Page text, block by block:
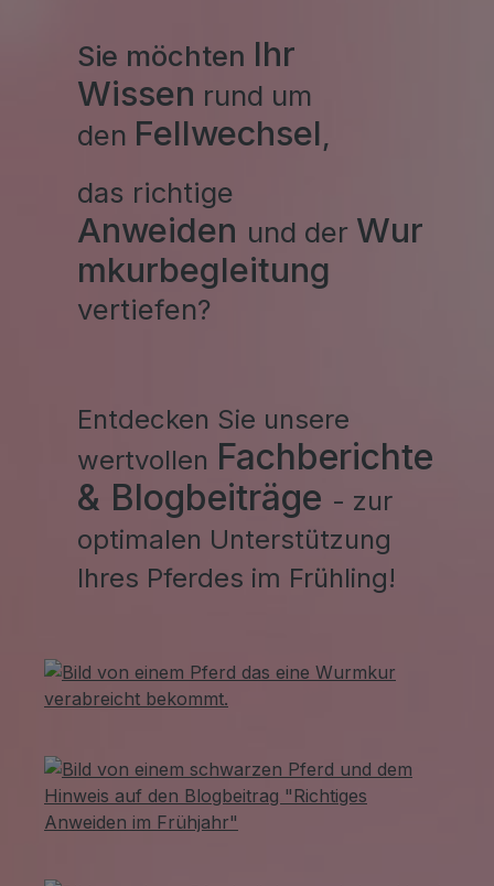
Sie möchten Ihr
Wissen rund um
den Fellwechsel,
das richtige
Anweiden und der Wur
mkurbegleitung
vertiefen?
Entdecken Sie unsere
wertvollen Fachberichte
& Blogbeiträge - zur
optimalen Unterstützung
Ihres Pferdes im Frühling!